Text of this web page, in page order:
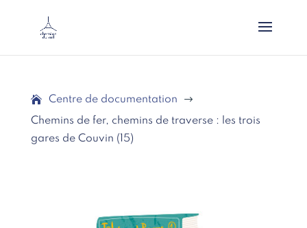
Centre de documentation
$
Chemins de fer, chemins de traverse : les trois
gares de Couvin (15)